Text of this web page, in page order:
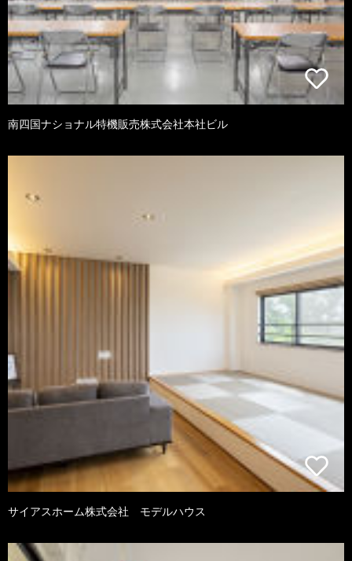
南四国ナショナル特機販売株式会社本社ビル
サイアスホーム株式会社 モデルハウス